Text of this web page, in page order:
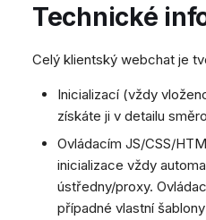
Technické
Celý klientský webchat je
Inicializací (vždy
získáte ji v detailu
Ovládacím JS/CSS/
inicializace vždy
ústředny/proxy.
případné vlastní